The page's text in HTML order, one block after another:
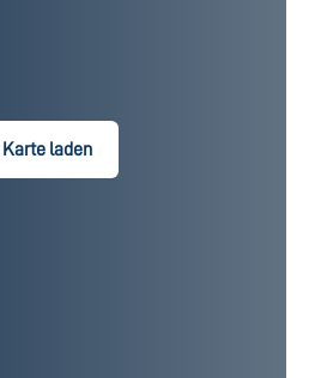
Karte laden